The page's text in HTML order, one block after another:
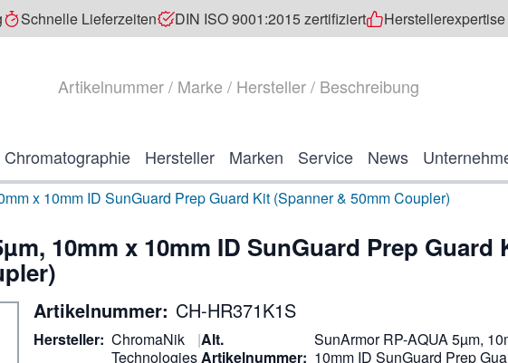
Schnelle Lieferzeiten DIN ISO 9001:2015 zertifiziert Herstellerexpertise
Suche
Chromatographie Hersteller Marken Service News
x 10mm ID SunGuard Prep Guard Kit (Spanner & 50mm Coupler)
10mm x 10mm ID SunGuard Prep Guard
Artikelnummer: CH-HR371K1S
Hersteller: ChromaNik
Technologies
|Alt.
Artikelnummer:
SunArmor RP-AQUA 5µm,
10mm ID SunGuard Prep